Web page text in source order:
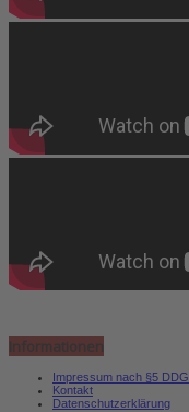
Informationen
Impressum nach §5 DDG
Kontakt
Datenschutzerklärung